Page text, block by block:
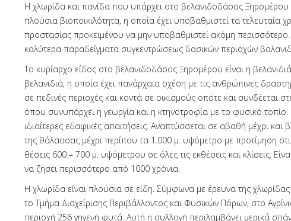
Η χλωρίδα και πανίδα που υπάρχει στο βελανιδοδάσος
πλούσια βιοποικιλότητα, η οποία έχει υποβαθμιστεί τα τελευταία
προστασίας προκειμένου να μην υποβαθμιστεί ακόμη
καλύτερα παραδείγματα συγκεντρώσεως δασικών περιοχών
Το κυρίαρχο είδος στο βελανιδοδάσος Ξηρομέρου είναι η
βελανιδιά, η οποία έχει πανάρχαια σχέση με τις ανθρώπινες
σε πεδινές περιοχές και κοντά σε οικισμούς οπότε και συνδέεται
όπου συνυπάρχει η γεωργία και η κτηνοτροφία με το φυσικό τοπίο.
ιδιαίτερες εδαφικές απαιτήσεις. Αναπτύσσεται σε αβαθή μέχρι
της θάλασσας μέχρι περίπου τα 1.000 μ. υψόμετρο με προτίμηση
θέσεις 600 – 700 μ. υψόμετρου σε όλες τις εκθέσεις και κλίσεις.
να ζήσει περισσότερο από 1000 χρόνια.
Η χλωρίδα είναι πλούσια σε είδη. Σύμφωνα με έρευνα της
το Τμήμα Διαχείρισης Περιβάλλοντος και Φυσικών Πόρων, στο
περιοχή 256 γηγενή φυτά. Αυτή η συλλογή περιλαμβάνει μερικά